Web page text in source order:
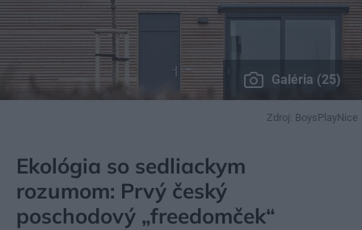
Galéria (25)
Zdroj: BoysPlayNice
Ekológia so sedliackym
rozumom: Prvý český
poschodový „freedomček“